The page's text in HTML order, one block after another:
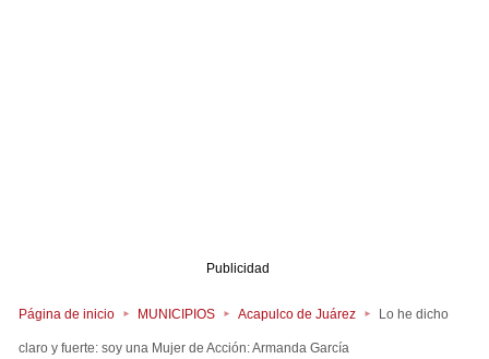
Publicidad
Página de inicio MUNICIPIOS Acapulco de Juárez Lo he dicho
claro y fuerte: soy una Mujer de Acción: Armanda García